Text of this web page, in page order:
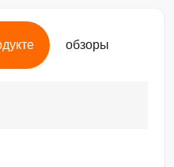
обзоры